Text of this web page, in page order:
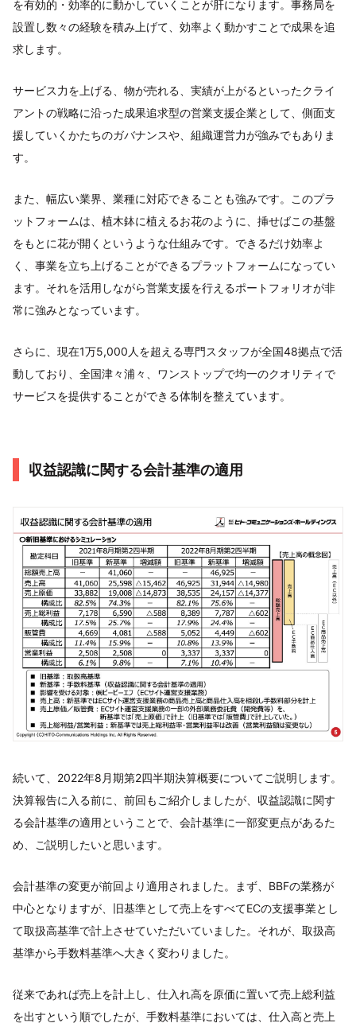
を有効的・効率的に動かしていくことが肝になります。事務局を
設置し数々の経験を積み上げて、効率よく動かすことで成果を追
求します。
サービス力を上げる、物が売れる、実績が上がるといったクライ
アントの戦略に沿った成果追求型の営業支援企業として、側面支
援していくかたちのガバナンスや、組織運営力が強みでもありま
す。
また、幅広い業界、業種に対応できることも強みです。このプラ
ットフォームは、植木鉢に植えるお花のように、挿せばこの基盤
をもとに花が開くというような仕組みです。できるだけ効率よ
く、事業を立ち上げることができるプラットフォームになってい
ます。それを活用しながら営業支援を行えるポートフォリオが非
常に強みとなっています。
さらに、現在1万5,000人を超える専門スタッフが全国48拠点で活
動しており、全国津々浦々、ワンストップで均一のクオリティで
サービスを提供することができる体制を整えています。
収益認識に関する会計基準の適用
続いて、2022年8月期第2四半期決算概要についてご説明します。
決算報告に入る前に、前回もご紹介しましたが、収益認識に関す
る会計基準の適用ということで、会計基準に一部変更点があるた
め、ご説明したいと思います。
会計基準の変更が前回より適用されました。まず、BBFの業務が
中心となりますが、旧基準として売上をすべてECの支援事業とし
て取扱高基準で計上させていただいていました。それが、取扱高
基準から手数料基準へ大きく変わりました。
従来であれば売上を計上し、仕入れ高を原価に置いて売上総利益
を出すという順でしたが、手数料基準においては、仕入高と売上